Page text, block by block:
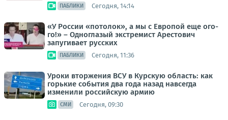
ПАБЛИКИ Сегодня, 14:14
«У России «потолок», а мы с Европой еще ого-
го!» – Одноглазый экстремист Арестович
запугивает русских
ПАБЛИКИ Сегодня, 11:36
Уроки вторжения ВСУ в Курскую область: как
горькие события два года назад навсегда
изменили российскую армию
СМИ Сегодня, 09:30